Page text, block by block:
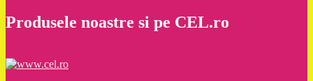
Produsele noastre si pe CEL.ro